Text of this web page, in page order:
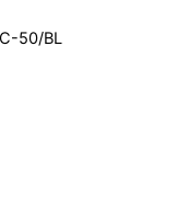
50/BL